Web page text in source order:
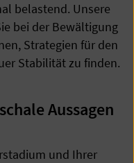
belastend. Unsere
bei der Bewältigung
Strategien für den
Stabilität zu finden.
Aussagen
und Ihrer